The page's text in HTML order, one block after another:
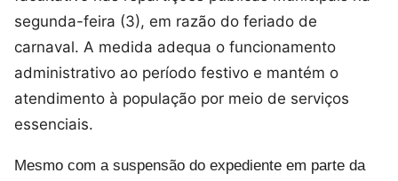
segunda-feira (3), em razão do feriado de
carnaval. A medida adequa o funcionamento
administrativo ao período festivo e mantém o
atendimento à população por meio de serviços
essenciais.
Mesmo com a suspensão do expediente em parte da